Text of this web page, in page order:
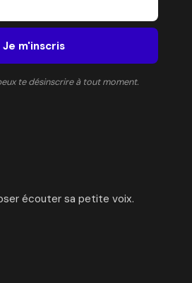
Je m'inscris
te désinscrire à tout moment.
écouter sa petite voix.